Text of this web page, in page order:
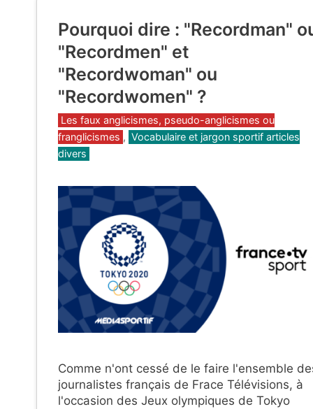
Pourquoi dire : "Recordman"
"Recordmen" et
"Recordwoman" ou
"Recordwomen" ?
Catégories
Les faux anglicismes, pseudo-anglicismes ou
franglicismes , Vocabulaire et jargon sportif articles
divers
Comme n'ont cessé de le faire l'ensemble
journalistes français de Frace Télévisions, à
l'occasion des Jeux olympiques de Tokyo